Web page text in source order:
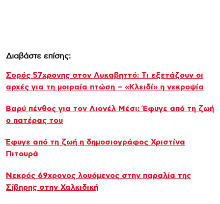
Διαβάστε επίσης:
Σορός 57χρονης στον Λυκαβηττό: Τι εξετάζουν οι
αρχές για τη μοιραία πτώση – «Κλειδί» η νεκροψία
Βαρύ πένθος για τον Λιονέλ Μέσι: Έφυγε από τη ζωή
ο πατέρας του
Έφυγε από τη ζωή η δημοσιογράφος Χριστίνα
Πιτουρά
Νεκρός 69χρονος λουόμενος στην παραλία της
Σίβηρης στην Χαλκιδική